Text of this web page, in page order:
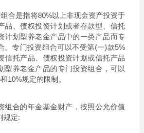
是指将80%以上非现金资产投资于
品、债权投资计划或者存款型、信托
计划型养老金产品中的一类产品而专
。专门投资组合可以不受第(一)款5%
信托产品、债权投资计划或信托产品
型养老金产品的专门投资组合，可以
10%规定的限制。
合的年金基金财产，按照公允价值
规定: